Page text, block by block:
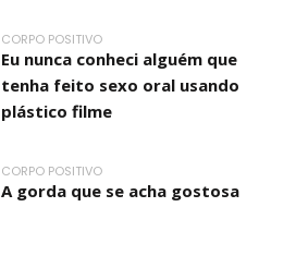
CORPO POSITIVO
Eu nunca conheci alguém que
tenha feito sexo oral usando
plástico filme
CORPO POSITIVO
A gorda que se acha gostosa